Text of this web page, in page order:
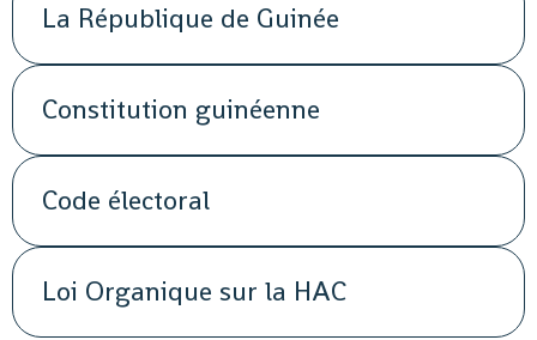
La République de Guinée
Constitution guinéenne
Code électoral
Loi Organique sur la HAC